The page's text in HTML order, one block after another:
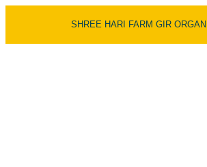
SHREE HARI FARM GIR